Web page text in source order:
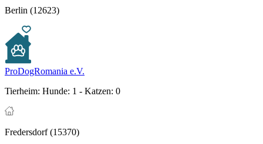
Berlin (12623)
ProDogRomania e.V.
Tierheim: Hunde: 1 - Katzen: 0
Fredersdorf (15370)